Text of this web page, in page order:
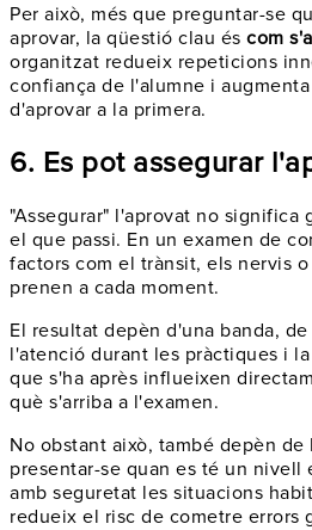
Per això, més que preguntar-se
aprovar, la qüestió clau és com
organitzat redueix repeticions
confiança de l'alumne i
d'aprovar a la primera.
6. Es pot assegurar
"Assegurar" l'aprovat no significa
el que passi. En un examen de
factors com el trànsit, els nervis
prenen a cada moment.
El resultat depèn d'una banda,
l'atenció durant les pràctiques i
que s'ha après influeixen
què s'arriba a l'examen.
No obstant això, també depèn de
presentar-se quan es té un nivell
amb seguretat les situacions
redueix el risc de cometre errors